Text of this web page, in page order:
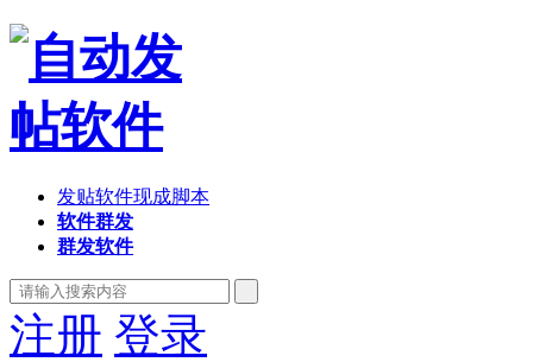
发贴软件现成脚本
软件群发
群发软件
注册 登录